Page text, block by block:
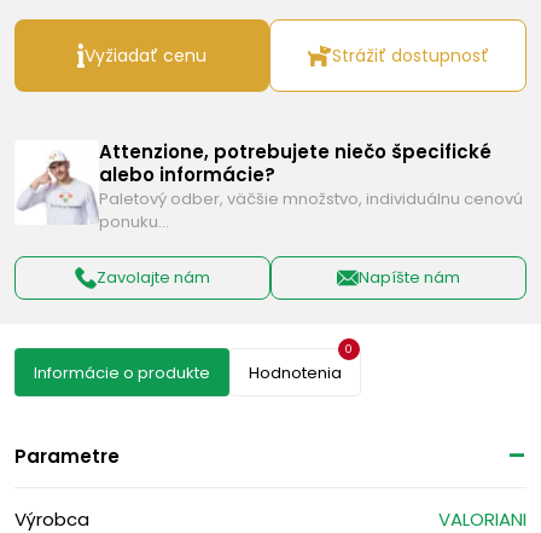
Vyžiadať cenu Strážiť dostupnosť
Attenzione, potrebujete niečo špecifické
alebo informácie?
Paletový odber, väčšie množstvo, individuálnu cenovú
ponuku…
Zavolajte nám Napíšte nám
Informácie o produkte Hodnotenia
0
Parametre
Výrobca VALORIANI